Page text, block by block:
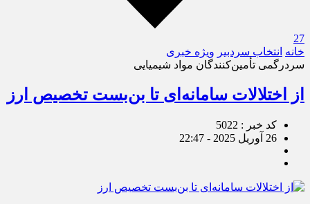
27
خانه انتخاب سردبیر ویژه خبری
سردرگمی تأمین‌کنندگان مواد شیمیایی
از اختلالات سامانه‌ای تا بن‌بست تخصیص ارز
کد خبر : 5022
26 آوریل 2025 - 22:47